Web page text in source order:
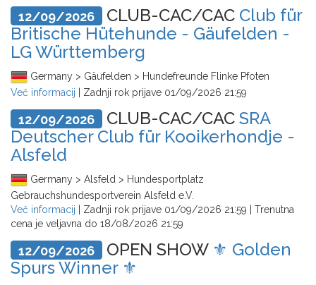
12/09/2026 CLUB-CAC/CAC Club für
Britische Hütehunde - Gäufelden -
LG Württemberg
Germany > Gäufelden > Hundefreunde Flinke Pfoten
Več informacij
| Zadnji rok prijave 01/09/2026 21:59
12/09/2026 CLUB-CAC/CAC SRA
Deutscher Club für Kooikerhondje -
Alsfeld
Germany > Alsfeld > Hundesportplatz
Gebrauchshundesportverein Alsfeld e.V.
Več informacij
| Zadnji rok prijave 01/09/2026 21:59
| Trenutna
cena je veljavna do 18/08/2026 21:59
12/09/2026 OPEN SHOW ⚜️ Golden
Spurs Winner ⚜️